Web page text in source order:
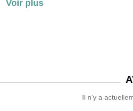
Voir plus
Il n'y a